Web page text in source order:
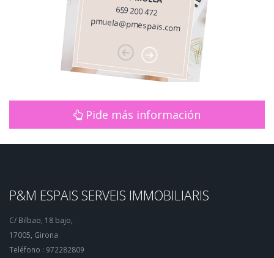
659 200 472
pmuela@pmespais.com
Pide más información
P&M ESPAIS SERVEIS IMMOBILIARIS
C/ Bilbao, 18 bajo,
17005, Girona
Teléfono : 972282809